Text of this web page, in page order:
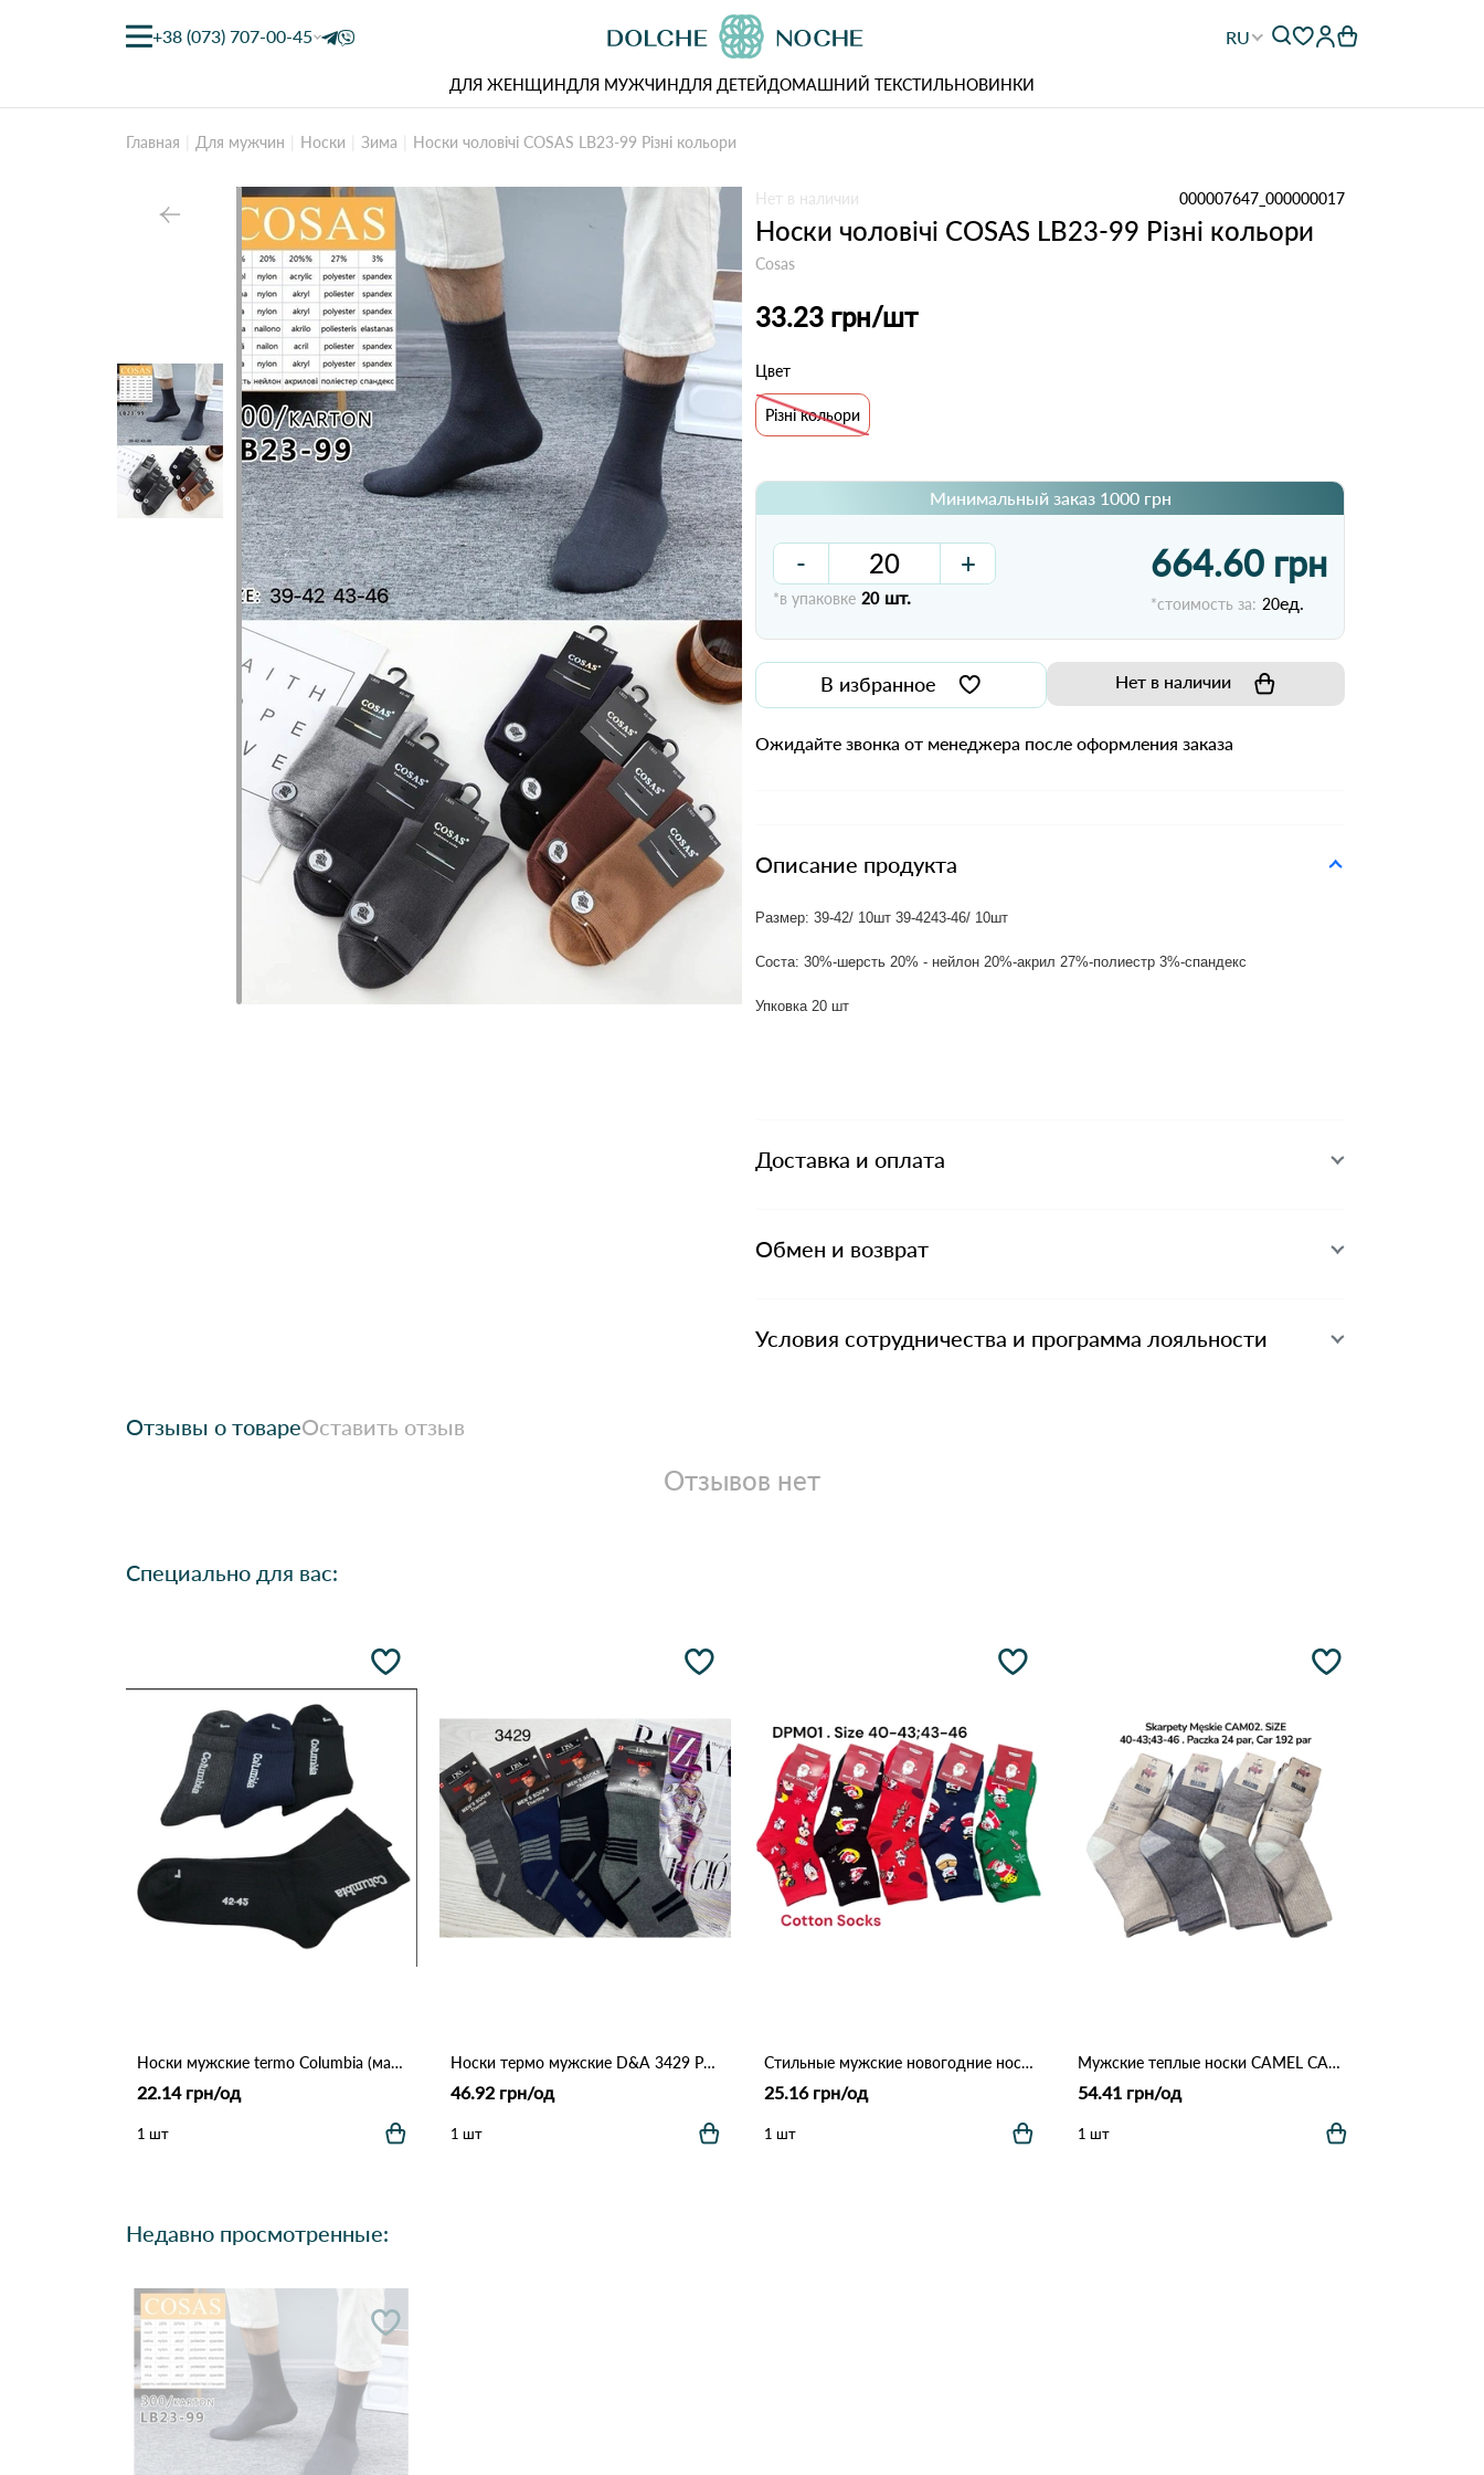
+38 (073) 707-00-45 RU
ДЛЯ ЖЕНЩИНДЛЯ МУЖЧИНДЛЯ ДЕТЕЙДОМАШНИЙ ТЕКСТИЛЬНОВИНКИ
Главная Для мужчин Носки Зима Носки чоловічі COSAS LB23-99 Різні кольори
Нет в наличии 000007647_000000017
Носки чоловічі COSAS LB23-99 Різні кольори
Cosas
33.23 грн/шт
Цвет
Різні кольори
Минимальный заказ 1000 грн
- +
*в упаковке 20 шт.
664.60 грн
*стоимость за: 20ед.
В избранное Нет в наличии
Ожидайте звонка от менеджера после оформления заказа
Описание продукта
Размер: 39-42/ 10шт 39-4243-46/ 10шт
Соста: 30%-шерсть 20% - нейлон 20%-акрил 27%-полиестр 3%-спандекс
Упковка 20 шт
Доставка и оплата
Обмен и возврат
Условия сотрудничества и программа лояльности
Отзывы о товареОставить отзыв
Отзывов нет
Специально для вас:
Носки мужские termo Columbia (махра) 7908 Различные цвета
22.14 грн/од
1 шт
Носки термо мужские D&A 3429 Различные цвета
46.92 грн/од
1 шт
Стильные мужские новогодние носки DPM01 Различные цвета
25.16 грн/од
1 шт
Мужские теплые носки CAMEL CAM02 Различные цвета
54.41 грн/од
1 шт
Недавно просмотренные: